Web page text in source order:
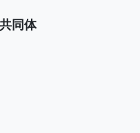
同体